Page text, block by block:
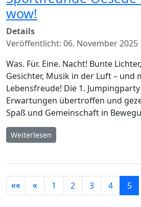
wow!
Details
Veröffentlicht: 06. November 2025
Was. Für. Eine. Nacht! Bunte
Gesichter, Musik in der Luft –
Lebensfreude! Die 1.
Erwartungen übertroffen und
Spaß und Gemeinschaft in
Weiterlesen
1 2 3 4 5